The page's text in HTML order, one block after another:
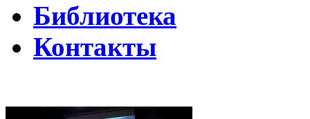
Библиотека
Контакты